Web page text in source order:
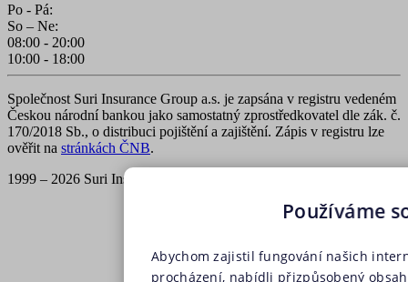
Po - Pá:
So – Ne:
08:00 - 20:00
10:00 - 18:00
Společnost Suri Insurance Group a.s. je zapsána v registru vedeném
Českou národní bankou jako samostatný zprostředkovatel dle zák. č.
170/2018 Sb., o distribuci pojištění a zajištění. Zápis v registru lze
ověřit na stránkách ČNB.
1999 – 2026 Suri Insurance Group a.s., všechna práva vyhrazena
Používáme
Abychom zajistil fungování našich
procházení, nabídli přizpůsobený